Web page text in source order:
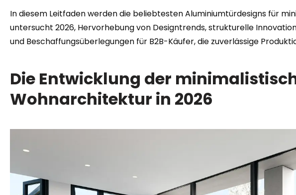
In diesem Leitfaden werden die beliebtesten Aluminiumtürdesigns für
untersucht 2026, Hervorhebung von Designtrends, strukturelle
und Beschaffungsüberlegungen für B2B-Käufer, die zuverlässige
Die Entwicklung der
Wohnarchitektur in 2026